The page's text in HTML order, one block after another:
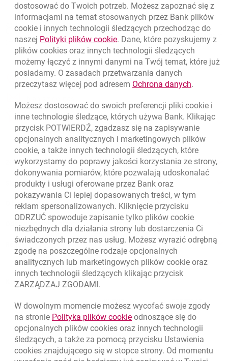
Nawigacja dolna
Zadzwoń do nas
801 331 331
(+48) 22 598 40 40
Znajdź placówkę lub bankomat otwiera się w nowej karcie
Oceń nas otwiera się w nowej karcie
Złóż wniosek przez internet
Skontaktuj się ze Specjalistą
O banku
Kursy wymiany walut
Kursy wymiany walut. Data aktualizacji: 6.08.2026, 09:37:30
KUPNO SPRZEDAŻ
EUR 4.139 4.4615
USD 3.8648
CHF 4.436 4.7817
Odpowiedzialny biznes
Regulacje zewnętrzne
dostosować do Twoich potrzeb. Możesz zapoznać się z
informacjami na temat stosowanych przez Bank plików
cookie i innych technologii śledzących przechodząc do
naszej Polityki plików cookielink otwiera się w nowym oknie
. Dane, które pozyskujemy z
plików cookies oraz innych technologii śledzących
możemy łączyć z innymi danymi na Twój temat, które już
posiadamy. O zasadach przetwarzania danych
przeczytasz więcej pod adresem Ochrona danychlink
.
Możesz dostosować do swoich preferencji pliki cookie i
inne technologie śledzące, których używa Bank. Klikając
przycisk POTWIERDŹ, zgadzasz się na zapisywanie
opcjonalnych analitycznych i marketingowych plików
cookie, a także innych technologii śledzących, które
wykorzystamy do poprawy jakości korzystania ze strony,
dokonywania pomiarów, które pozwalają udoskonalać
produkty i usługi oferowane przez Bank oraz
pokazywania Ci lepiej dopasowanych treści, w tym
reklam spersonalizowanych. Kliknięcie przycisku
ODRZUĆ spowoduje zapisanie tylko plików cookie
niezbędnych dla działania strony lub dostarczenia Ci
świadczonych przez nas usług. Możesz wyrazić odrębną
zgodę na poszczególne rodzaje opcjonalnych
analitycznych lub marketingowych plików cookie oraz
innych technologii śledzących klikając przycisk
ZARZĄDZAJ ZGODAMI.
W dowolnym momencie możesz wycofać swoje zgody
na stronie Polityka plików cookielink otwiera się w nowym
odnoszące się do
opcjonalnych plików cookies oraz innych technologii
śledzących, a także za pomocą przycisku Ustawienia
cookies znajdującego się w stopce strony. Od momentu